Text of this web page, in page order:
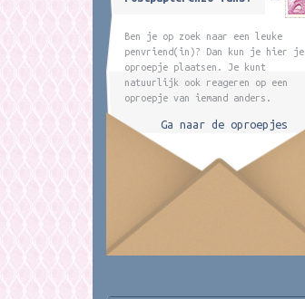
Ben je op zoek naar een leuke
penvriend(in)? Dan kun je hier je
oproepje plaatsen. Je kunt
natuurlijk ook reageren op een
oproepje van iemand anders.
Ga naar de oproepjes